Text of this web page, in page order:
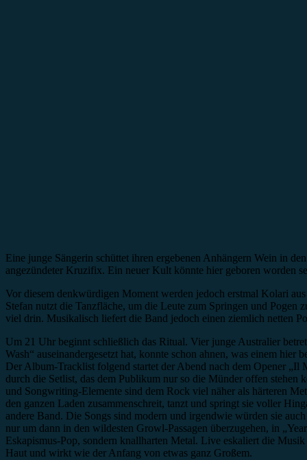
Eine junge Sängerin schüttet ihren ergebenen Anhängern Wein in
angezündeter Kruzifix. Ein neuer Kult könnte hier geboren worden
Vor diesem denkwürdigen Moment werden jedoch erstmal Kolari
Stefan nutzt die Tanzfläche, um die Leute zum Springen und
viel drin. Musikalisch liefert die Band jedoch einen ziemlich netten
Um 21 Uhr beginnt schließlich das Ritual. Vier junge Australier
Wash“ auseinandergesetzt hat, konnte schon ahnen, was einem
Der Album-Tracklist folgend startet der Abend nach dem Opener
durch die Setlist, das dem Publikum nur so die Münder offen
und Songwriting-Elemente sind dem Rock viel näher als härteren
den ganzen Laden zusammenschreit, tanzt und springt sie voller
andere Band. Die Songs sind modern und irgendwie würden sie
nur um dann in den wildesten Growl-Passagen überzugehen, in
Eskapismus-Pop, sondern knallharten Metal. Live eskaliert die
Haut und wirkt wie der Anfang von etwas ganz Großem.